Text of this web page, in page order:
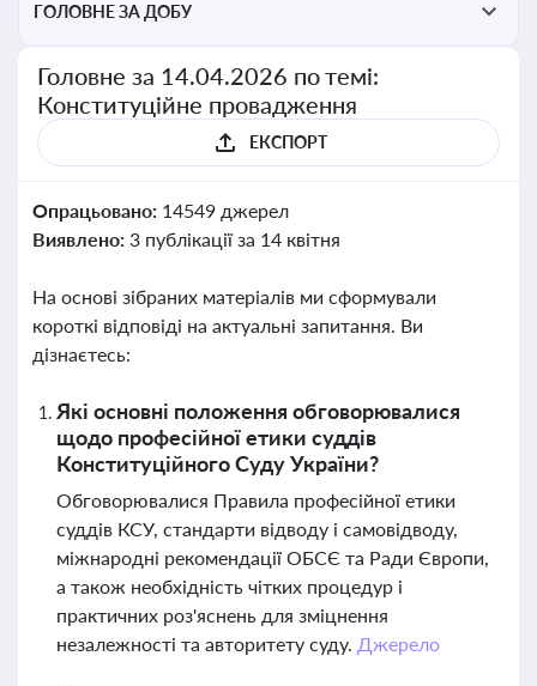
ГОЛОВНЕ ЗА ДОБУ
Головне за 14.04.2026 по темі:
Конституційне провадження
ЕКСПОРТ
Опрацьовано: 14549 джерел
Виявлено: 3 публікації за 14 квітня
На основі зібраних матеріалів ми сформували
короткі відповіді на актуальні запитання. Ви
дізнаєтесь:
Які основні положення обговорювалися
щодо професійної етики суддів
Конституційного Суду України?
Обговорювалися Правила професійної етики
суддів КСУ, стандарти відводу і самовідводу,
міжнародні рекомендації ОБСЄ та Ради Європи,
а також необхідність чітких процедур і
практичних роз'яснень для зміцнення
незалежності та авторитету суду. Джерело